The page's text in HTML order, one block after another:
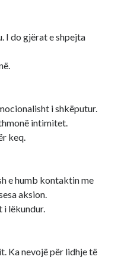
I do gjërat e shpejta
i shkëputur.
intimitet.
keq.
e humb kontaktin me
aksion.
i lëkundur.
Ka nevojë për lidhje të